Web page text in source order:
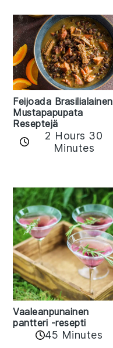
Feijoada Brasilialainen
Mustapapupata
Reseptejä
2 Hours 30
Minutes
Vaaleanpunainen
pantteri -resepti
45 Minutes